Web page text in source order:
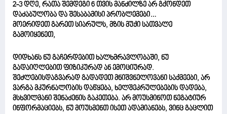
2-3 დღე, რათა შემდეგი 6 თვის მანძილზე არ გქონდეთ
დაძაბულობა და შესაბამისი პრობლემები…
მოერიდეთ გარეთ სიარულს, მზის მუქი სათვალე
გამოიყენეთ,
დიდხანს ნუ გაჩერდებით ხალხმრავლობაში, ნუ
გადაიღლებით ფიზიკურად ან ემოციურად.
შეძლებისდაგვარად გადადეთ მნიშვნელოვანი საქმეები, არ
ვარგა მკურნალობის დაწყება, ხელშეკრულებების დადება,
მსხვილმანი შენაძენის გაკეთება. არ მოუსმინოთ ნეგატიურ
ინფორმაციებს, ნუ მოუსმენთ ისეთ ადამიანებს, ვინც გაცლით